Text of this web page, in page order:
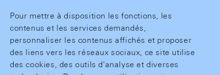
Pour mettre à disposition les fonctions, les
contenus et les services demandés,
personnaliser les contenus affichés et proposer
des liens vers les réseaux sociaux, ce site utilise
des cookies, des outils d'analyse et diverses